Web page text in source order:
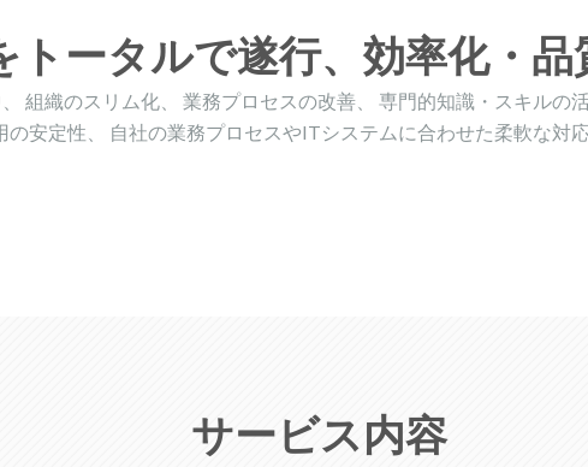
トータルで遂行、効率化・
組織のスリム化、 業務プロセスの改善、 専門的知識・スキルの
の安定性、 自社の業務プロセスやITシステムに合わせた柔軟な対
サービス内容